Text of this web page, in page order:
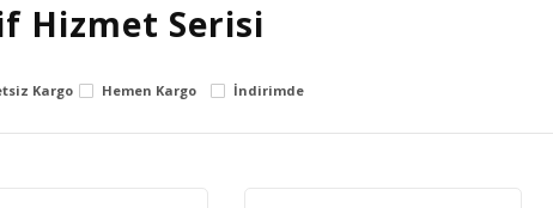
Hizmet Serisi
Kargo Hemen Kargo İndirimde